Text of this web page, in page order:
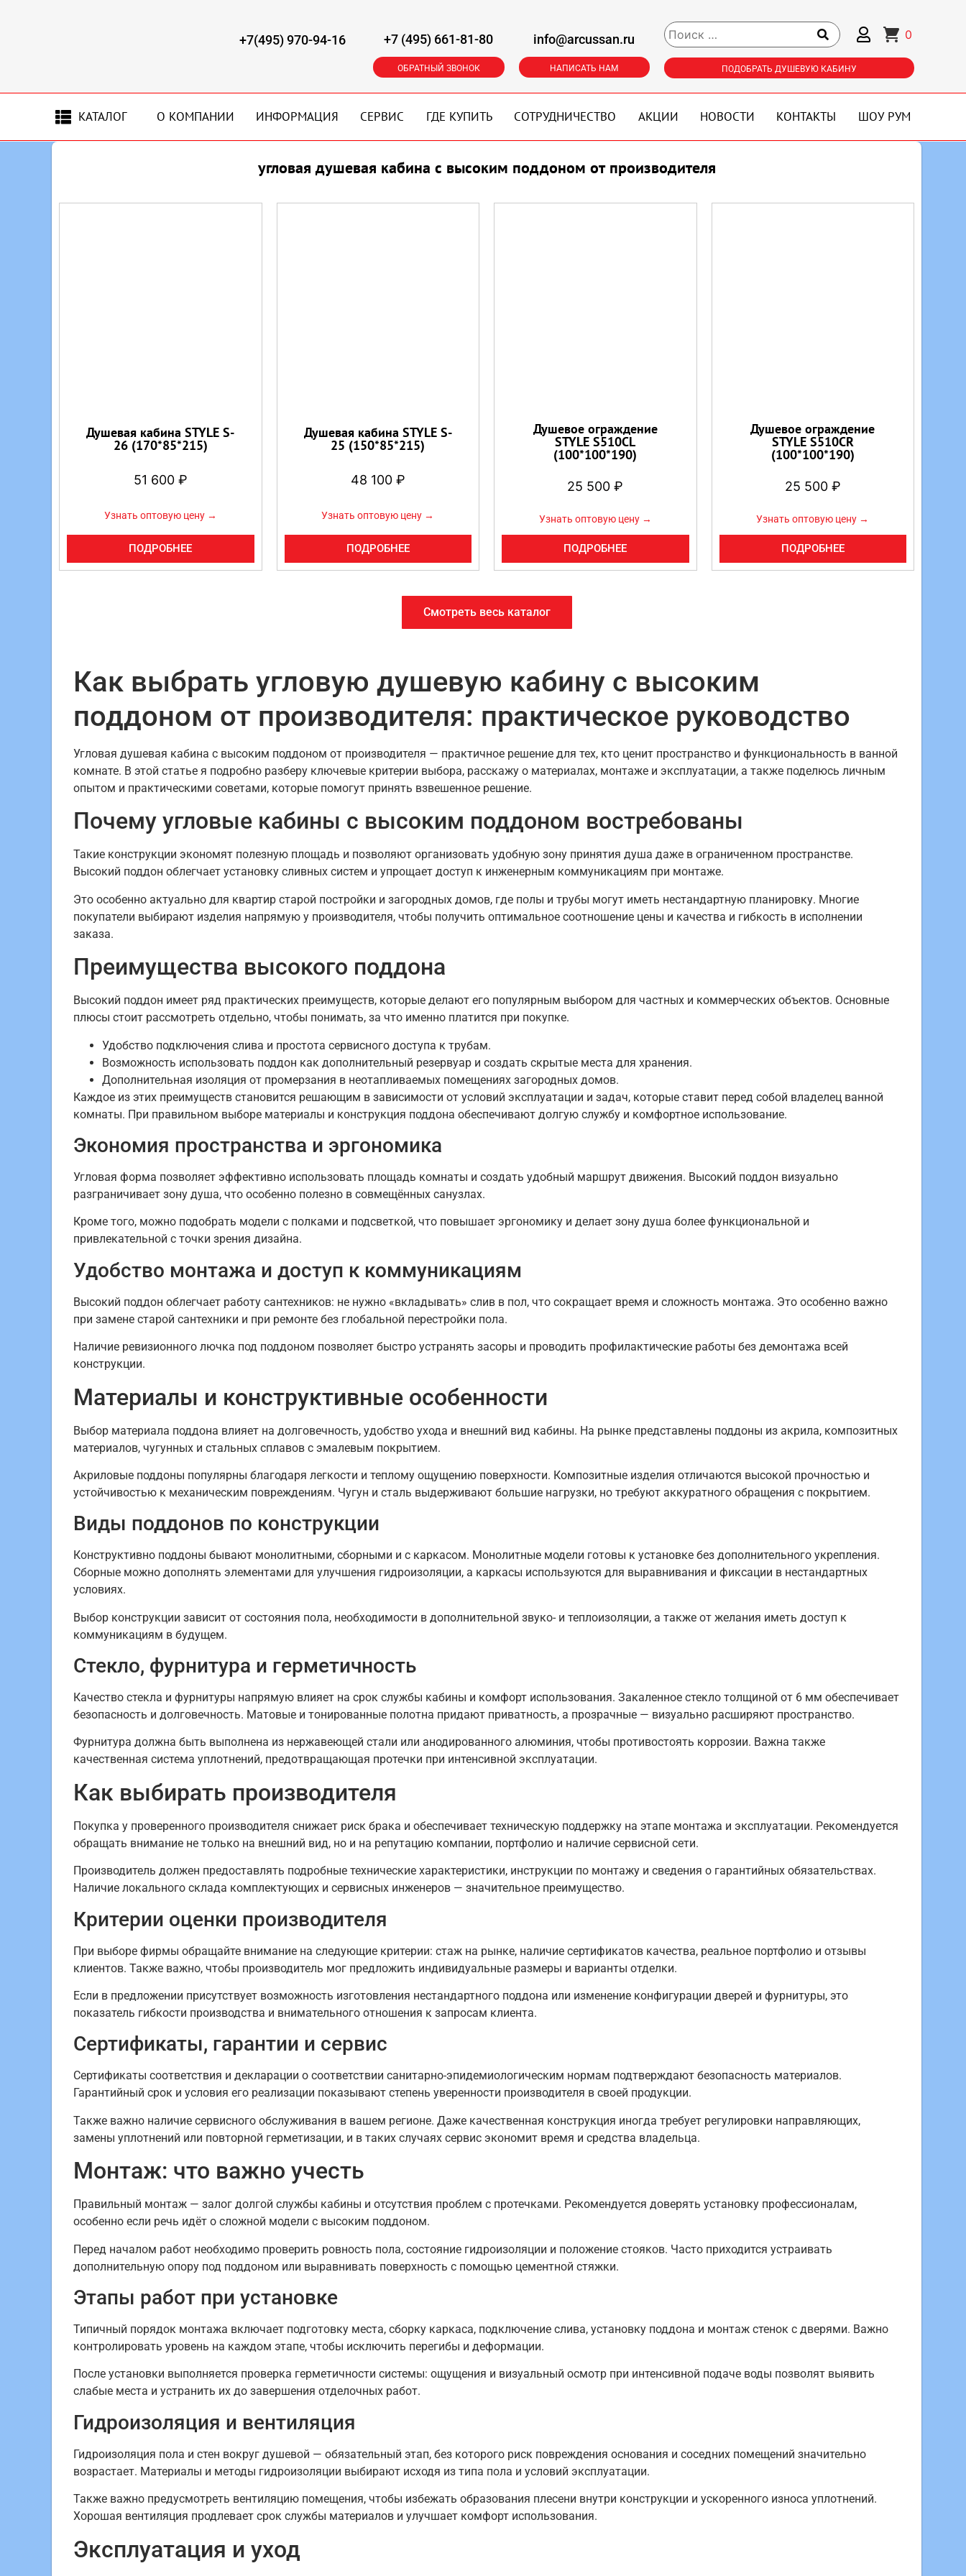
+7(495) 970-94-16 +7 (495) 661-81-80
ОБРАТНЫЙ ЗВОНОК
info@arcussan.ru
НАПИСАТЬ НАМ
0
ПОДОБРАТЬ ДУШЕВУЮ КАБИНУ
КАТАЛОГ О КОМПАНИИ ИНФОРМАЦИЯ СЕРВИС ГДЕ КУПИТЬ СОТРУДНИЧЕСТВО АКЦИИ НОВОСТИ КОНТАКТЫ ШОУ РУМ
угловая душевая кабина с высоким поддоном от производителя
Душевая кабина STYLE S-
26 (170*85*215)
51 600 ₽
Узнать оптовую цену →
ПОДРОБНЕЕ
Душевая кабина STYLE S-
25 (150*85*215)
48 100 ₽
Узнать оптовую цену →
ПОДРОБНЕЕ
Душевое ограждение
STYLE S510CL
(100*100*190)
25 500₽
Узнать оптовую цену →
ПОДРОБНЕЕ
Душевое ограждение
STYLE S510CR
(100*100*190)
25 500 ₽
Узнать оптовую цену →
ПОДРОБНЕЕ
Смотреть весь каталог
Как выбрать угловую душевую кабину с высоким
поддоном от производителя: практическое руководство
Угловая душевая кабина с высоким поддоном от производителя — практичное решение для тех, кто ценит пространство и функциональность в ванной
комнате. В этой статье я подробно разберу ключевые критерии выбора, расскажу о материалах, монтаже и эксплуатации, а также поделюсь личным
опытом и практическими советами, которые помогут принять взвешенное решение.
Почему угловые кабины с высоким поддоном востребованы
Такие конструкции экономят полезную площадь и позволяют организовать удобную зону принятия душа даже в ограниченном пространстве.
Высокий поддон облегчает установку сливных систем и упрощает доступ к инженерным коммуникациям при монтаже.
Это особенно актуально для квартир старой постройки и загородных домов, где полы и трубы могут иметь нестандартную планировку. Многие
покупатели выбирают изделия напрямую у производителя, чтобы получить оптимальное соотношение цены и качества и гибкость в исполнении
заказа.
Преимущества высокого поддона
Высокий поддон имеет ряд практических преимуществ, которые делают его популярным выбором для частных и коммерческих объектов. Основные
плюсы стоит рассмотреть отдельно, чтобы понимать, за что именно платится при покупке.
Удобство подключения слива и простота сервисного доступа к трубам.
Возможность использовать поддон как дополнительный резервуар и создать скрытые места для хранения.
Дополнительная изоляция от промерзания в неотапливаемых помещениях загородных домов.
Каждое из этих преимуществ становится решающим в зависимости от условий эксплуатации и задач, которые ставит перед собой владелец ванной
комнаты. При правильном выборе материалы и конструкция поддона обеспечивают долгую службу и комфортное использование.
Экономия пространства и эргономика
Угловая форма позволяет эффективно использовать площадь комнаты и создать удобный маршрут движения. Высокий поддон визуально
разграничивает зону душа, что особенно полезно в совмещённых санузлах.
Кроме того, можно подобрать модели с полками и подсветкой, что повышает эргономику и делает зону душа более функциональной и
привлекательной с точки зрения дизайна.
Удобство монтажа и доступ к коммуникациям
Высокий поддон облегчает работу сантехников: не нужно «вкладывать» слив в пол, что сокращает время и сложность монтажа. Это особенно важно
при замене старой сантехники и при ремонте без глобальной перестройки пола.
Наличие ревизионного лючка под поддоном позволяет быстро устранять засоры и проводить профилактические работы без демонтажа всей
конструкции.
Материалы и конструктивные особенности
Выбор материала поддона влияет на долговечность, удобство ухода и внешний вид кабины. На рынке представлены поддоны из акрила, композитных
материалов, чугунных и стальных сплавов с эмалевым покрытием.
Акриловые поддоны популярны благодаря легкости и теплому ощущению поверхности. Композитные изделия отличаются высокой прочностью и
устойчивостью к механическим повреждениям. Чугун и сталь выдерживают большие нагрузки, но требуют аккуратного обращения с покрытием.
Виды поддонов по конструкции
Конструктивно поддоны бывают монолитными, сборными и с каркасом. Монолитные модели готовы к установке без дополнительного укрепления.
Сборные можно дополнять элементами для улучшения гидроизоляции, а каркасы используются для выравнивания и фиксации в нестандартных
условиях.
Выбор конструкции зависит от состояния пола, необходимости в дополнительной звуко- и теплоизоляции, а также от желания иметь доступ к
коммуникациям в будущем.
Стекло, фурнитура и герметичность
Качество стекла и фурнитуры напрямую влияет на срок службы кабины и комфорт использования. Закаленное стекло толщиной от 6 мм обеспечивает
безопасность и долговечность. Матовые и тонированные полотна придают приватность, а прозрачные — визуально расширяют пространство.
Фурнитура должна быть выполнена из нержавеющей стали или анодированного алюминия, чтобы противостоять коррозии. Важна также
качественная система уплотнений, предотвращающая протечки при интенсивной эксплуатации.
Как выбирать производителя
Покупка у проверенного производителя снижает риск брака и обеспечивает техническую поддержку на этапе монтажа и эксплуатации. Рекомендуется
обращать внимание не только на внешний вид, но и на репутацию компании, портфолио и наличие сервисной сети.
Производитель должен предоставлять подробные технические характеристики, инструкции по монтажу и сведения о гарантийных обязательствах.
Наличие локального склада комплектующих и сервисных инженеров — значительное преимущество.
Критерии оценки производителя
При выборе фирмы обращайте внимание на следующие критерии: стаж на рынке, наличие сертификатов качества, реальное портфолио и отзывы
клиентов. Также важно, чтобы производитель мог предложить индивидуальные размеры и варианты отделки.
Если в предложении присутствует возможность изготовления нестандартного поддона или изменение конфигурации дверей и фурнитуры, это
показатель гибкости производства и внимательного отношения к запросам клиента.
Сертификаты, гарантии и сервис
Сертификаты соответствия и декларации о соответствии санитарно-эпидемиологическим нормам подтверждают безопасность материалов.
Гарантийный срок и условия его реализации показывают степень уверенности производителя в своей продукции.
Также важно наличие сервисного обслуживания в вашем регионе. Даже качественная конструкция иногда требует регулировки направляющих,
замены уплотнений или повторной герметизации, и в таких случаях сервис экономит время и средства владельца.
Монтаж: что важно учесть
Правильный монтаж — залог долгой службы кабины и отсутствия проблем с протечками. Рекомендуется доверять установку профессионалам,
особенно если речь идёт о сложной модели с высоким поддоном.
Перед началом работ необходимо проверить ровность пола, состояние гидроизоляции и положение стояков. Часто приходится устраивать
дополнительную опору под поддоном или выравнивать поверхность с помощью цементной стяжки.
Этапы работ при установке
Типичный порядок монтажа включает подготовку места, сборку каркаса, подключение слива, установку поддона и монтаж стенок с дверями. Важно
контролировать уровень на каждом этапе, чтобы исключить перегибы и деформации.
После установки выполняется проверка герметичности системы: ощущения и визуальный осмотр при интенсивной подаче воды позволят выявить
слабые места и устранить их до завершения отделочных работ.
Гидроизоляция и вентиляция
Гидроизоляция пола и стен вокруг душевой — обязательный этап, без которого риск повреждения основания и соседних помещений значительно
возрастает. Материалы и методы гидроизоляции выбирают исходя из типа пола и условий эксплуатации.
Также важно предусмотреть вентиляцию помещения, чтобы избежать образования плесени внутри конструкции и ускоренного износа уплотнений.
Хорошая вентиляция продлевает срок службы материалов и улучшает комфорт использования.
Эксплуатация и уход